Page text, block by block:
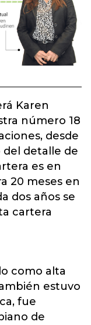
Karen
número 18
desde
del detalle de
es en
20 meses en
dos años se
cartera
como alta
estuvo
fue
de